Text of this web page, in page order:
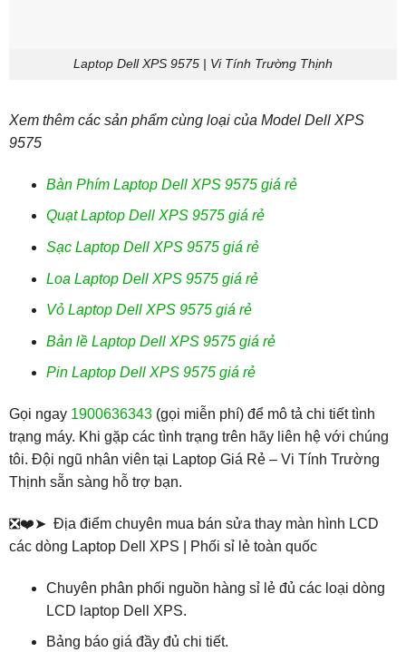
Laptop Dell XPS 9575 | Vi Tính Trường Thịnh
Xem thêm các sản phẩm cùng loại của Model Dell XPS
9575
Bàn Phím Laptop Dell XPS 9575 giá rẻ
Quạt Laptop Dell XPS 9575 giá rẻ
Sạc Laptop Dell XPS 9575 giá rẻ
Loa Laptop Dell XPS 9575 giá rẻ
Vỏ Laptop Dell XPS 9575 giá rẻ
Bản lề Laptop Dell XPS 9575 giá rẻ
Pin Laptop Dell XPS 9575 giá rẻ
Gọi ngay 1900636343(gọi miễn phí) để mô tả chi tiết tình
trạng máy. Khi gặp các tình trạng trên hãy liên hệ với chúng
tôi. Đội ngũ nhân viên tại Laptop Giá Rẻ – Vi Tính Trường
Thịnh sẵn sàng hỗ trợ bạn.
❎❤️➤ Địa điểm chuyên mua bán sửa thay màn hình LCD
các dòng Laptop Dell XPS | Phối sỉ lẻ toàn quốc
Chuyên phân phối nguồn hàng sỉ lẻ đủ các loại dòng
LCD laptop Dell XPS.
Bảng báo giá đầy đủ chi tiết.